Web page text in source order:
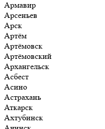
Армавир
Арсеньев
Арск
Артём
Артёмовск
Артёмовский
Архангельск
Асбест
Асино
Астрахань
Аткарск
Ахтубинск